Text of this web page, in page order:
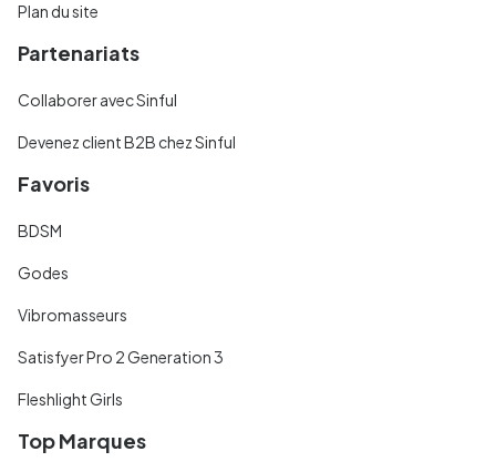
Plan du site
Partenariats
Collaborer avec Sinful
Devenez client B2B chez Sinful
Favoris
BDSM
Godes
Vibromasseurs
Satisfyer Pro 2 Generation 3
Fleshlight Girls
Top Marques